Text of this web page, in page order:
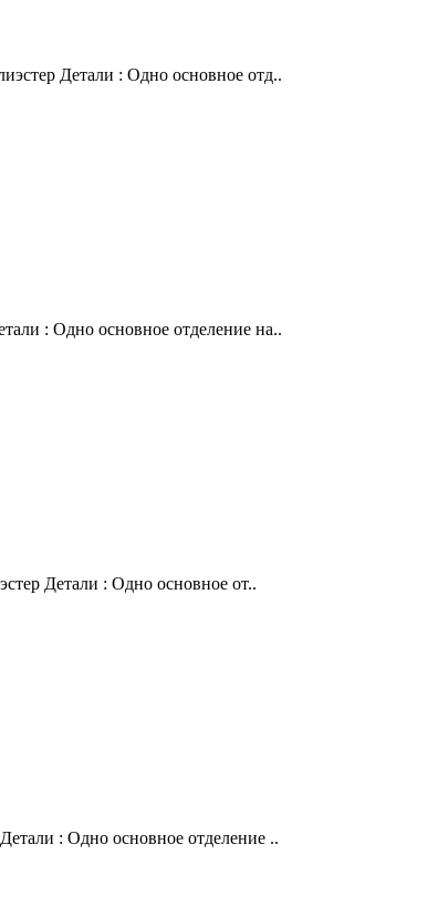
Детали : Одно основное отд..
: Одно основное отделение на..
Детали : Одно основное от..
: Одно основное отделение ..